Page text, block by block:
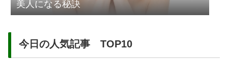
美人になる秘訣
今日の人気記事 TOP10